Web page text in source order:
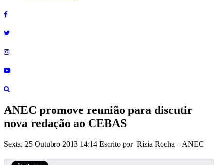
ANEC promove reunião para discutir
nova redação ao CEBAS
Sexta, 25 Outubro 2013 14:14 Escrito por Rízia Rocha – ANEC